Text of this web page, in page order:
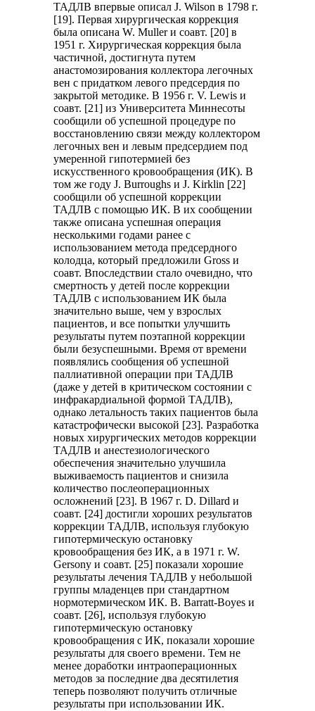
ТАДЛВ впервые описал J. Wilson в 1798 г.
[19]. Первая хирургическая коррекция
была описана W. Muller и соавт. [20] в
1951 г. Хирургическая коррекция была
частичной, достигнута путем
анастомозирования коллектора легочных
вен с придатком левого предсердия по
закрытой методике. В 1956 г. V. Lewis и
соавт. [21] из Университета Миннесоты
сообщили об успешной процедуре по
восстановлению связи между коллектором
легочных вен и левым предсердием под
умеренной гипотермией без
искусственного кровообращения (ИК). В
том же году J. Burroughs и J. Kirklin [22]
сообщили об успешной коррекции
ТАДЛВ с помощью ИК. В их сообщении
также описана успешная операция
несколькими годами ранее с
использованием метода предсердного
колодца, который предложили Gross и
соавт. Впоследствии стало очевидно, что
смертность у детей после коррекции
ТАДЛВ с использованием ИК была
значительно выше, чем у взрослых
пациентов, и все попытки улучшить
результаты путем поэтапной коррекции
были безуспешными. Время от времени
появлялись сообщения об успешной
паллиативной операции при ТАДЛВ
(даже у детей в критическом состоянии с
инфракардиальной формой ТАДЛВ),
однако летальность таких пациентов была
катастрофически высокой [23]. Разработка
новых хирургических методов коррекции
ТАДЛВ и анестезиологического
обеспечения значительно улучшила
выживаемость пациентов и снизила
количество послеоперационных
осложнений [23]. В 1967 г. D. Dillard и
соавт. [24] достигли хороших результатов
коррекции ТАДЛВ, используя глубокую
гипотермическую остановку
кровообращения без ИК, а в 1971 г. W.
Gersony и соавт. [25] показали хорошие
результаты лечения ТАДЛВ у небольшой
группы младенцев при стандартном
нормотермическом ИК. B. Barratt-Boyes и
соавт. [26], используя глубокую
гипотермическую остановку
кровообращения с ИК, показали хорошие
результаты для своего времени. Тем не
менее доработки интраоперационных
методов за последние два десятилетия
теперь позволяют получить отличные
результаты при использовании ИК.